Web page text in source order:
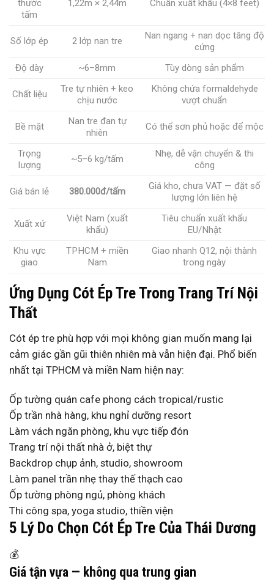
thước
tấm
1,22m × 2,44m Chuẩn xuất khẩu (4×8 feet)
Số lớp ép 2 lớp nan tre
Nan ngang + nan dọc tăng độ
cứng
Độ dày
~6–8mm Tùy dòng sản phẩm
Chất liệu
Tre tự nhiên + keo
chịu nước
Không chứa formaldehyde
vượt chuẩn
Bề mặt
Nan tre đan tự
nhiên
Có thể sơn phủ hoặc để mộc
Trọng
lượng
~5–6 kg/tấm
Nhẹ, dễ vận chuyển & thi
công
Giá bán lẻ 380.000đ/tấm
Giá kho, chưa VAT — đặt số
lượng lớn liên hệ
Xuất xứ
Việt Nam (xuất
khẩu)
Tiêu chuẩn xuất khẩu
EU/Nhật
Khu vực
giao
TPHCM + miền
Nam
Giao nhanh Q12, nội thành
trong ngày
Ứng Dụng Cót Ép Tre Trong Trang Trí Nội
Thất
Cót ép tre phù hợp với mọi không gian muốn mang lại
cảm giác gần gũi thiên nhiên mà vẫn hiện đại. Phổ biến
nhất tại TPHCM và miền Nam hiện nay:
Ốp tường quán cafe phong cách tropical/rustic
Ốp trần nhà hàng, khu nghỉ dưỡng resort
Làm vách ngăn phòng, khu vực tiếp đón
Trang trí nội thất nhà ở, biệt thự
Backdrop chụp ảnh, studio, showroom
Làm panel trần nhẹ thay thế thạch cao
Ốp tường phòng ngủ, phòng khách
Thi công spa, yoga studio, thiền viện
5 Lý Do Chọn Cót Ép Tre Của Thái Dương
💰
Giá tận vựa — không qua trung gian